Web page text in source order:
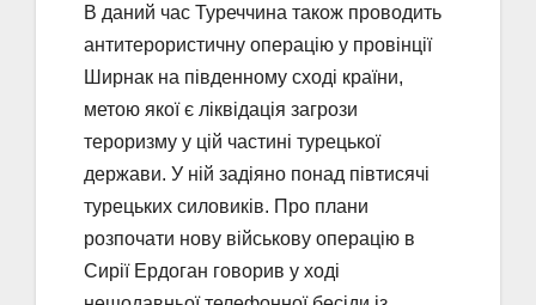
В даний час Туреччина також проводить
антитерористичну операцію у провінції
Ширнак на південному сході країни,
метою якої є ліквідація загрози
тероризму у цій частині турецької
держави. У ній задіяно понад півтисячі
турецьких силовиків. Про плани
розпочати нову військову операцію в
Сирії Ердоган говорив у ході